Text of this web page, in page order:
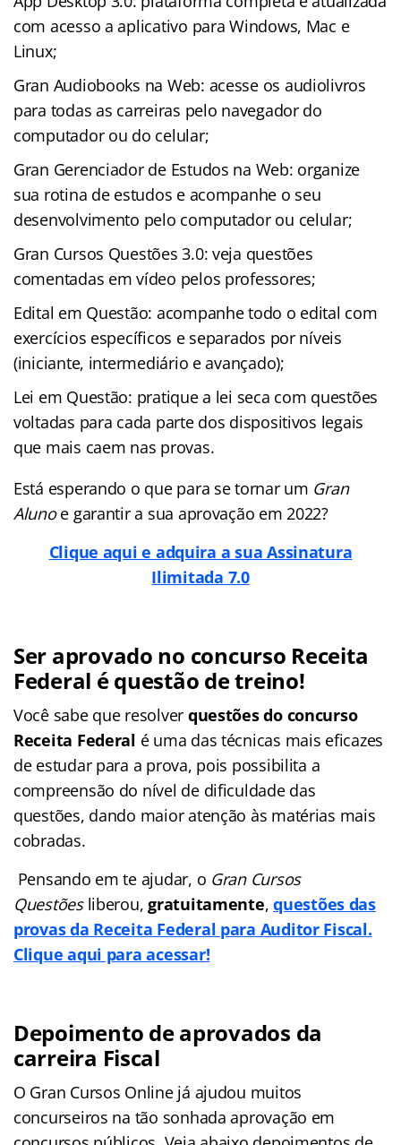
com acesso a aplicativo para Windows, Mac e
Linux;
Gran Audiobooks na Web: acesse os audiolivros
para todas as carreiras pelo navegador do
computador ou do celular;
Gran Gerenciador de Estudos na Web: organize
sua rotina de estudos e acompanhe o seu
desenvolvimento pelo computador ou celular;
Gran Cursos Questões 3.0: veja questões
comentadas em vídeo pelos professores;
Edital em Questão: acompanhe todo o edital com
exercícios específicos e separados por níveis
(iniciante, intermediário e avançado);
Lei em Questão: pratique a lei seca com questões
voltadas para cada parte dos dispositivos legais
que mais caem nas provas.
Está esperando o que para se tornar um Gran
Alunoe garantir a sua aprovação em 2022?
Clique aqui e adquira a sua Assinatura
Ilimitada 7.0
Ser aprovado no concurso Receita
Federal é questão de treino!
Você sabe que resolver questões do concurso
Receita Federal é uma das técnicas mais eficazes
de estudar para a prova, pois possibilita a
compreensão do nível de dificuldade das
questões, dando maior atenção às matérias mais
cobradas.
Pensando em te ajudar, o Gran Cursos
Questõesliberou,gratuitamente,questões das
provas da Receita Federal para Auditor Fiscal.
Clique aqui para acessar!
Depoimento de aprovados da
carreira Fiscal
O Gran Cursos Online já ajudou muitos
concurseiros na tão sonhada aprovação em